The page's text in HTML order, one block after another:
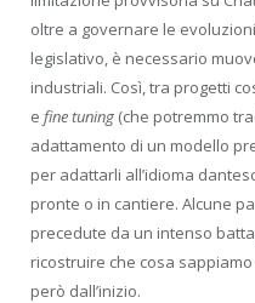
oltre a governare le
legislativo, è necessario
industriali. Così, tra progetti
e fine tuning (che potremmo
adattamento di un modello
per adattarli all’idioma
pronte o in cantiere. Alcune
precedute da un intenso
ricostruire che cosa
però dall’inizio.